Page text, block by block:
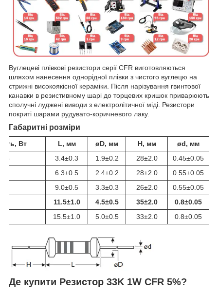
Вуглецеві плівкові резистори серії CFR виготовляються
шляхом нанесення однорідної плівки з чистого вуглецю на
стрижні високоякісної кераміки. Після нарізування гвинтової
канавки в резистивному шарі до торцевих кришок приварюють
сполучні луджені виводи з електролітичної міді. Резистори
покриті шарами рудувато-коричневого лаку.
Габаритні розміри
Вт L, мм øD, мм H, мм
ød, мм
3.4±0.3 1.9±0.2 28±2.0
0.45±0.05
6.3±0.5 2.4±0.2 28±2.0
0.55±0.05
9.0±0.5 3.3±0.3 26±2.0
0.55±0.05
11.5±1.0 4.5±0.5 35±2.0
0.8±0.05
15.5±1.0 5.0±0.5 33±2.0 0.8±0.05
Де купити Резистор 33K 1W CFR 5%?